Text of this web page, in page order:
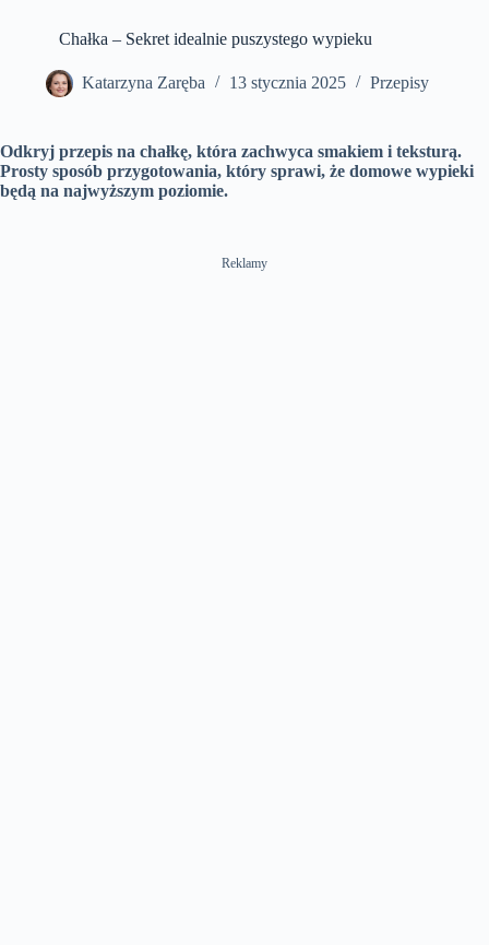
Chałka – Sekret idealnie puszystego wypieku
Katarzyna Zaręba 13 stycznia 2025 Przepisy
Odkryj przepis na chałkę, która zachwyca smakiem i teksturą.
Prosty sposób przygotowania, który sprawi, że domowe wypieki
będą na najwyższym poziomie.
Reklamy